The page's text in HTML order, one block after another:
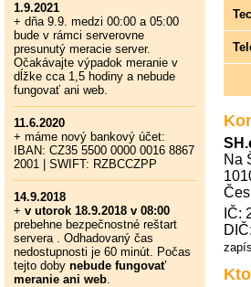
1.9.2021
+ dňa 9.9. medzi 00:00 a 05:00
bude v rámci serverovne
presunutý meracie server.
Očakávajte výpadok meranie v
dĺžke cca 1,5 hodiny a nebude
fungovať ani web.
11.6.2020
+ máme nový bankový účet:
IBAN: CZ35 5500 0000 0016 8867
2001 | SWIFT: RZBCCZPP
14.9.2018
+ v utorok 18.9.2018 v 08:00
prebehne bezpečnostné reštart
servera . Odhadovaný čas
nedostupnosti je 60 minút. Počas
tejto doby nebude fungovať
meranie ani web.
Na
IČ: